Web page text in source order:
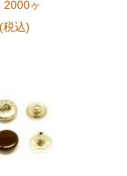
2000ヶ
税込)